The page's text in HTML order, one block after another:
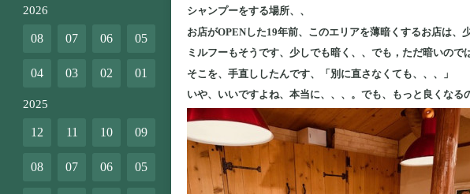
シャンプーをする場所、、
お店がOPENした19年前、このエリアを薄暗くするお店は、
ミルフーもそうです、少しでも暗く、、でも，ただ暗いので
そこを、手直ししたんです、「別に直さなくても、、、」
いや、いいですよね、本当に、、、。でも、もっと良くなる
2026
08 07 06 05
04 03 02 01
2025
12 11 10 09
08 07 06 05